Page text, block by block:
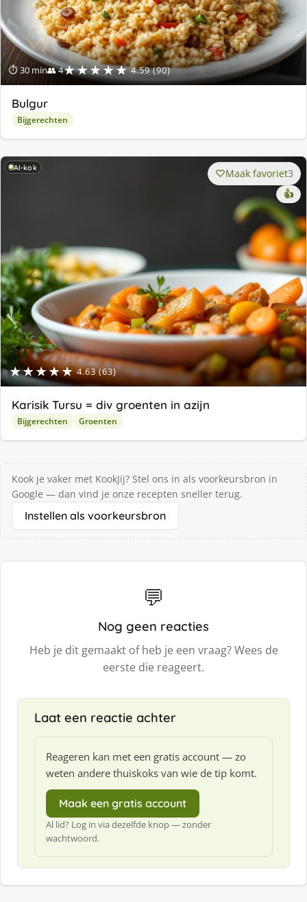
⏱ 30 min👥 4★★★★★ 4.59 (90)
Bulgur
Bijgerechten
AI-kok
★★★★★ 4.63 (63)
Maak favoriet3
👍
Karisik Tursu = div groenten in azijn
Bijgerechten Groenten
Kook je vaker met KookJij? Stel ons in als voorkeursbron in
Google — dan vind je onze recepten sneller terug.
Instellen als voorkeursbron
💬
Nog geen reacties
Heb je dit gemaakt of heb je een vraag? Wees de
eerste die reageert.
Laat een reactie achter
Reageren kan met een gratis account — zo
weten andere thuiskoks van wie de tip komt.
Maak een gratis account
Al lid? Log in via dezelfde knop — zonder
wachtwoord.